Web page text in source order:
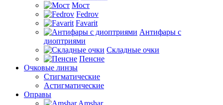
Мост
Fedrov
Favarit
Антифары с
диоптриями
Складные очки
Пенсне
Очковые линзы
Стигматические
Астигматические
Оправы
Amshar